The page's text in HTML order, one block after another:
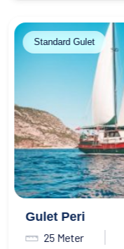
Standard Gulet
Gulet Peri
25 Meter